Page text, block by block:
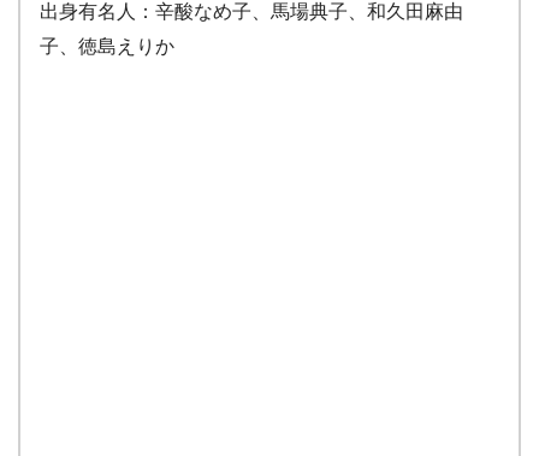
出身有名人：辛酸なめ子、馬場典子、和久田麻由
子、徳島えりか